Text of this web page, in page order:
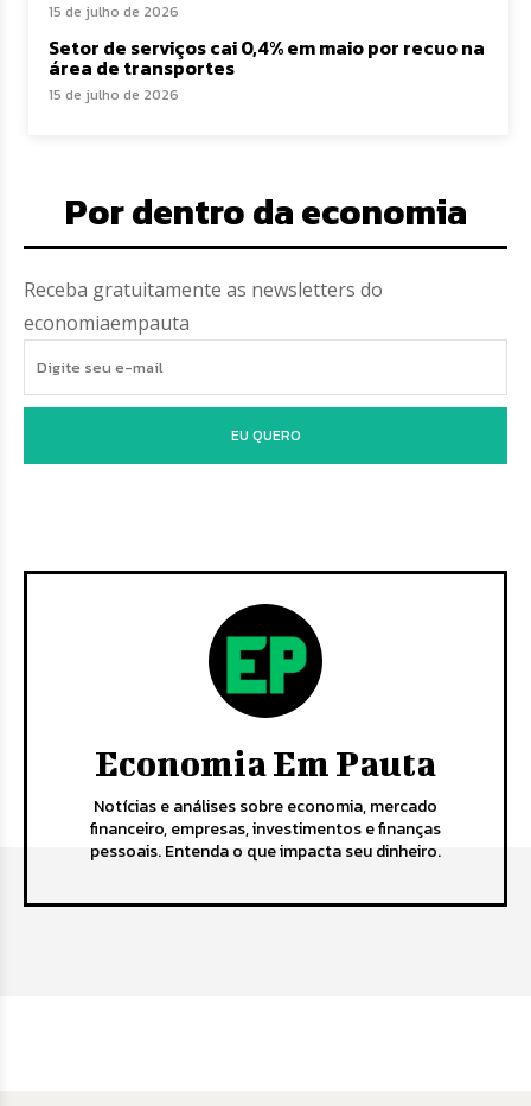
15 de julho de 2026
Setor de serviços cai 0,4% em maio por recuo na
área de transportes
15 de julho de 2026
Por dentro da economia
Receba gratuitamente as newsletters do
economiaempauta
EU QUERO
Economia Em Pauta
Notícias e análises sobre economia, mercado
financeiro, empresas, investimentos e finanças
pessoais. Entenda o que impacta seu dinheiro.